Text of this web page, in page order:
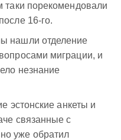
таки порекомендовали
16-го.
нашли отделение
миграции, и
незнание
эстонские анкеты и
связанные с
уже обратил